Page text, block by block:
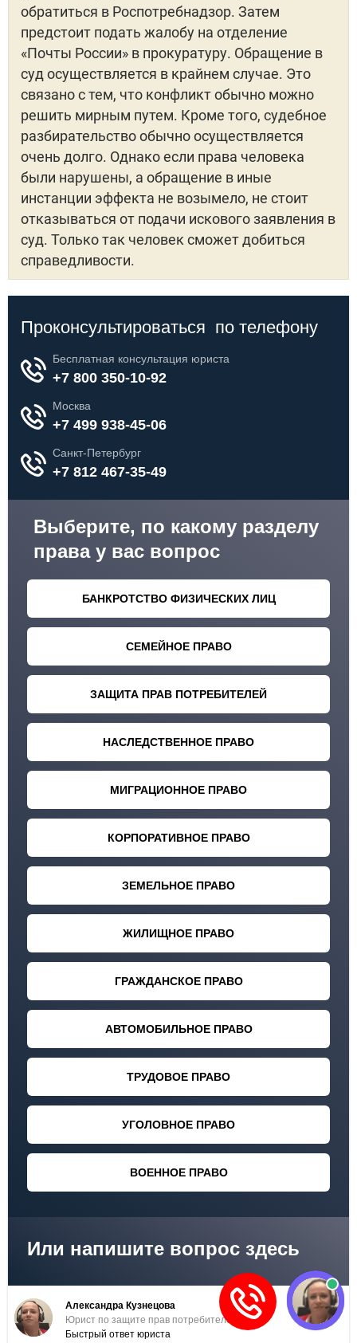
обратиться в Роспотребнадзор. Затем
предстоит подать жалобу на отделение
«Почты России» в прокуратуру. Обращение в
суд осуществляется в крайнем случае. Это
связано с тем, что конфликт обычно можно
решить мирным путем. Кроме того, судебное
разбирательство обычно осуществляется
очень долго. Однако если права человека
были нарушены, а обращение в иные
инстанции эффекта не возымело, не стоит
отказываться от подачи искового заявления в
суд. Только так человек сможет добиться
справедливости.